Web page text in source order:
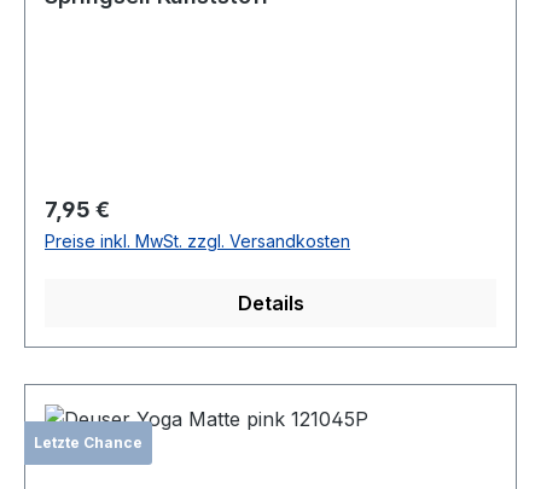
Regulärer Preis:
7,95 €
Preise inkl. MwSt. zzgl. Versandkosten
Details
Letzte Chance